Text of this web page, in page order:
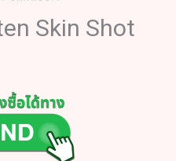
Skin Shot